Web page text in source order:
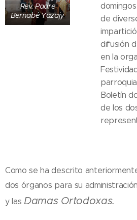
Rev. Padre
Bernabé Yazajy
de
difusión
en la
Boletín
de los
Como se ha descrito
dos órganos para su
y las Damas Ortodoxas.